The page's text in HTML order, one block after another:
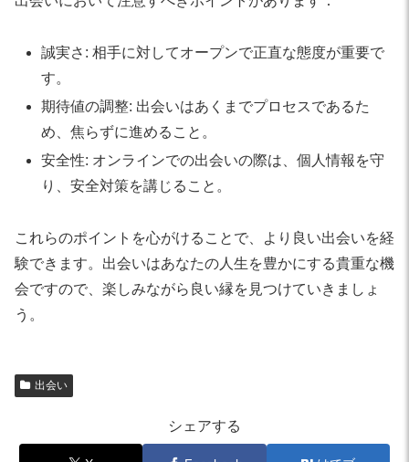
誠実さ: 相手に対してオープンで正直な態度が重要で
す。
期待値の調整: 出会いはあくまでプロセスであるた
め、焦らずに進めること。
安全性: オンラインでの出会いの際は、個人情報を守
り、安全対策を講じること。
これらのポイントを心がけることで、より良い出会いを経
験できます。出会いはあなたの人生を豊かにする貴重な機
会ですので、楽しみながら良い縁を見つけていきましょ
う。
出会い
シェアする